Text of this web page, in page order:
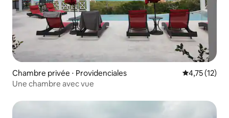
Chambre privée ⋅ Providenciales Évaluation
4,75 (12)
Une chambre avec vue